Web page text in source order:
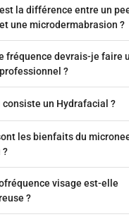
la différence entre un
une microdermabrasion ?
fréquence devrais-je faire
?
consiste un Hydrafacial ?
les bienfaits du
?
visage est-elle
?